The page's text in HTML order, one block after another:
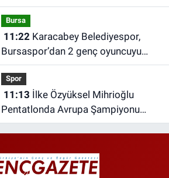
Bursa
11:22Karacabey Belediyespor,
Bursaspor’dan 2 genç oyuncuyu
kadrosuna kattı
Spor
11:13
Pentatlonda Avrupa Şampiyonu
Oldu!